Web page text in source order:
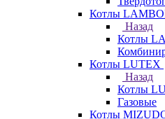
Котлы
Назад
Котлы
Котлы LUTEX
Назад
Котлы
Газовые
Котлы